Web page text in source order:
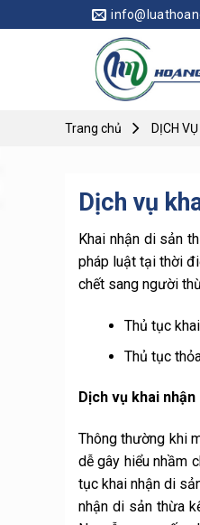
to
Trang chủ DỊCH
Dịch vụ
Khai nhận di sản
pháp luật tại thời
chết sang người
Thủ tục
Thủ tục
Dịch vụ khai
Thông thường khi
dễ gây hiểu nhầm
tục khai nhận di
nhận di sản thừa